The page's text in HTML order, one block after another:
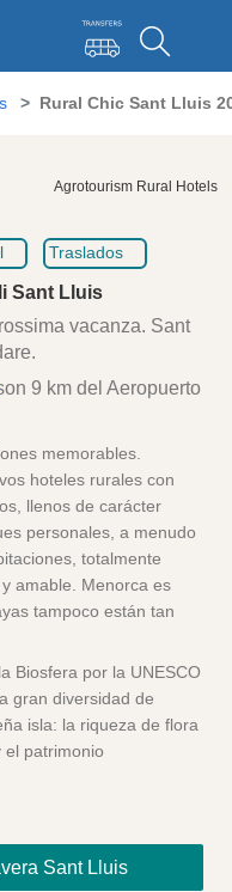
Rural Chic Sant Lluis
Agrotourism Rural Hotels
Traslados
Sant Lluis
vacanza. Sant
9 km del Aeropuerto
memorables.
hoteles rurales con
llenos de carácter
personales, a menudo
totalmente
amable. Menorca es
tampoco están tan
Biosfera por la UNESCO
gran diversidad de
isla: la riqueza de flora
el patrimonio
Sant Lluis